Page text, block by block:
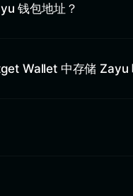
钱包地址？
Wallet 中存储 Zayu